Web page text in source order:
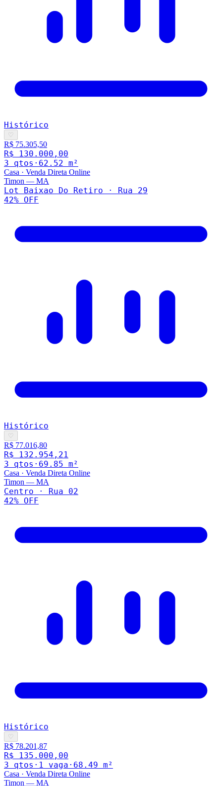
Histórico
♡
R$ 75.305,50
R$ 130.000,00
3 qtos · 62.52 m²
Casa · Venda Direta Online
Timon — MA
Lot Baixao Do Retiro · Rua 29
42% OFF
Histórico
♡
R$ 77.016,80
R$ 132.954,21
3 qtos · 69.85 m²
Casa · Venda Direta Online
Timon — MA
Centro · Rua 02
42% OFF
Histórico
♡
R$ 78.201,87
R$ 135.000,00
3 qtos · 1 vaga · 68.49 m²
Casa · Venda Direta Online
Timon — MA